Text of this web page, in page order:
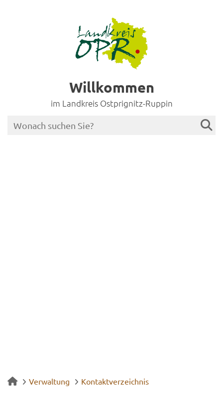
Willkommen
im Landkreis Ostprignitz-Ruppin
Verwaltung Kontaktverzeichnis